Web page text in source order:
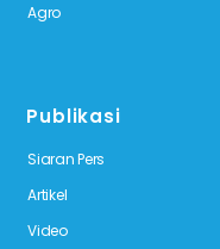
Agro
Publikasi
Siaran Pers
Artikel
Video